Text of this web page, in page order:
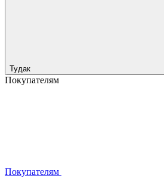
Тудак
Покупателям
Покупателям